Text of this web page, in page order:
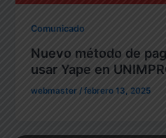
Comunicado
Nuevo método de
usar Yape en
webmaster/febrero 13, 2025